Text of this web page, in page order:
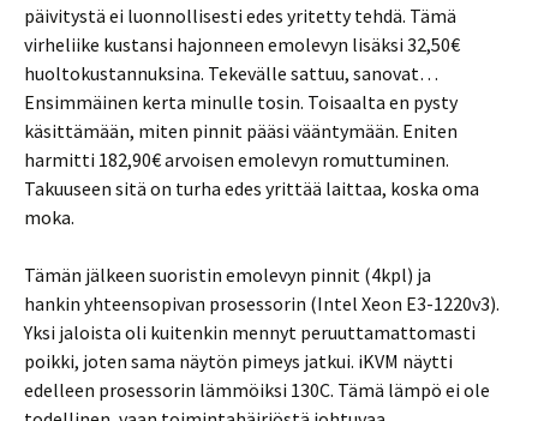
päivitystä ei luonnollisesti edes yritetty tehdä. Tämä
virheliike kustansi hajonneen emolevyn lisäksi 32,50€
huoltokustannuksina. Tekevälle sattuu, sanovat…
Ensimmäinen kerta minulle tosin. Toisaalta en pysty
käsittämään, miten pinnit pääsi vääntymään. Eniten
harmitti 182,90€ arvoisen emolevyn romuttuminen.
Takuuseen sitä on turha edes yrittää laittaa, koska oma
moka.
Tämän jälkeen suoristin emolevyn pinnit (4kpl) ja
hankin yhteensopivan prosessorin (Intel Xeon E3-1220v3).
Yksi jaloista oli kuitenkin mennyt peruuttamattomasti
poikki, joten sama näytön pimeys jatkui. iKVM näytti
edelleen prosessorin lämmöiksi 130C. Tämä lämpö ei ole